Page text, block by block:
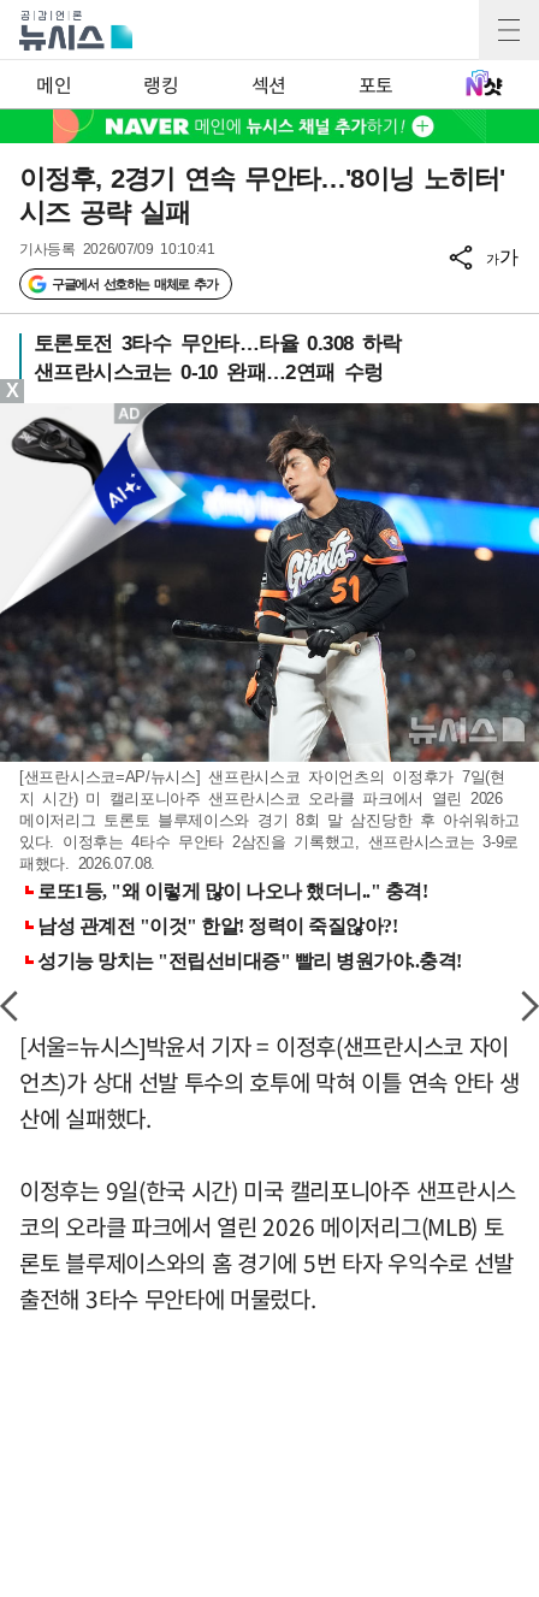
메인 랭킹 섹션 포토
이정후, 2경기 연속 무안타…'8이닝 노히터'
시즈 공략 실패
기사등록 2026/07/09 10:10:41
구글에서 선호하는 매체로 추가
가가
토론토전 3타수 무안타…타율 0.308 하락
샌프란시스코는 0-10 완패…2연패 수렁
[샌프란시스코=AP/뉴시스] 샌프란시스코 자이언츠의 이정후가 7일(현
지 시간) 미 캘리포니아주 샌프란시스코 오라클 파크에서 열린 2026
메이저리그 토론토 블루제이스와 경기 8회 말 삼진당한 후 아쉬워하고
있다. 이정후는 4타수 무안타 2삼진을 기록했고, 샌프란시스코는 3-9로
패했다. 2026.07.08.
[서울=뉴시스]박윤서 기자 = 이정후(샌프란시스코 자이
언츠)가 상대 선발 투수의 호투에 막혀 이틀 연속 안타 생
산에 실패했다.
이정후는 9일(한국 시간) 미국 캘리포니아주 샌프란시스
코의 오라클 파크에서 열린 2026 메이저리그(MLB) 토
론토 블루제이스와의 홈 경기에 5번 타자 우익수로 선발
출전해 3타수 무안타에 머물렀다.
X